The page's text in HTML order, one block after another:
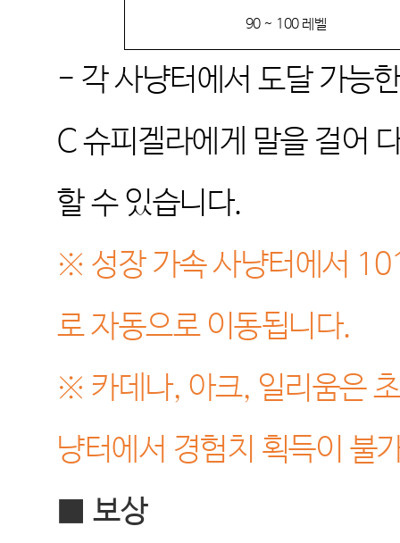
90 ~ 100 레벨
- 각 사냥터에서 도달 가능
C슈피겔라에게 말을 걸어
할 수 있습니다.
※ 성장 가속 사냥터에서
로 자동으로 이동됩니다.
※ 카데나, 아크, 일리움은
냥터에서 경험치 획득이 불
■보상